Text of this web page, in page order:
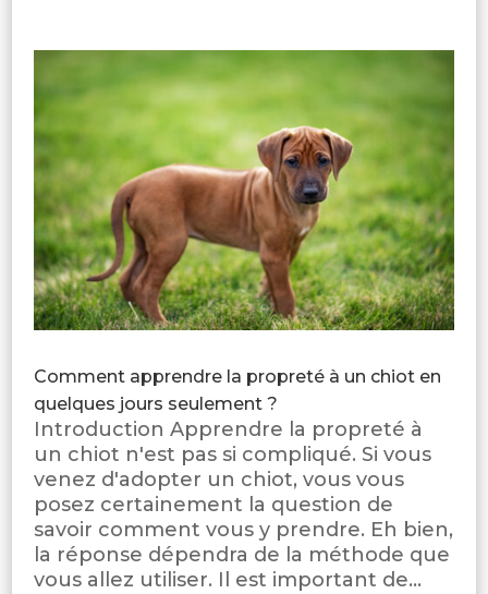
Comment apprendre la propreté à un chiot en
quelques jours seulement ?
Introduction Apprendre la propreté à
un chiot n'est pas si compliqué. Si vous
venez d'adopter un chiot, vous vous
posez certainement la question de
savoir comment vous y prendre. Eh bien,
la réponse dépendra de la méthode que
vous allez utiliser. Il est important de...